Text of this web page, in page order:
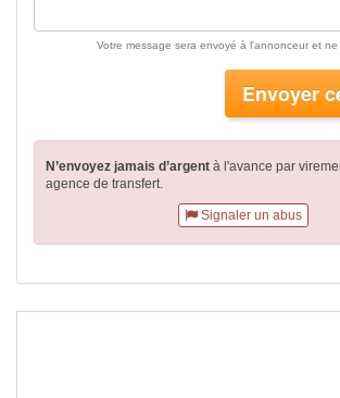
Votre message sera envoyé à l'annonceur et ne
Envoyer
N’envoyez jamais d’argent à l'avance par
agence de transfert.
Signaler un abus